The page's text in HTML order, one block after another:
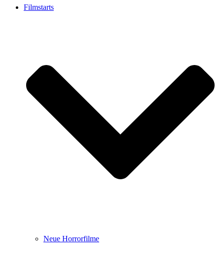
Filmstarts
Neue Horrorfilme